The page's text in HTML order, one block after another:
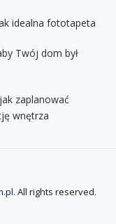
idealna fototapeta
Twój dom był
zaplanować
wnętrza
. All rights reserved.